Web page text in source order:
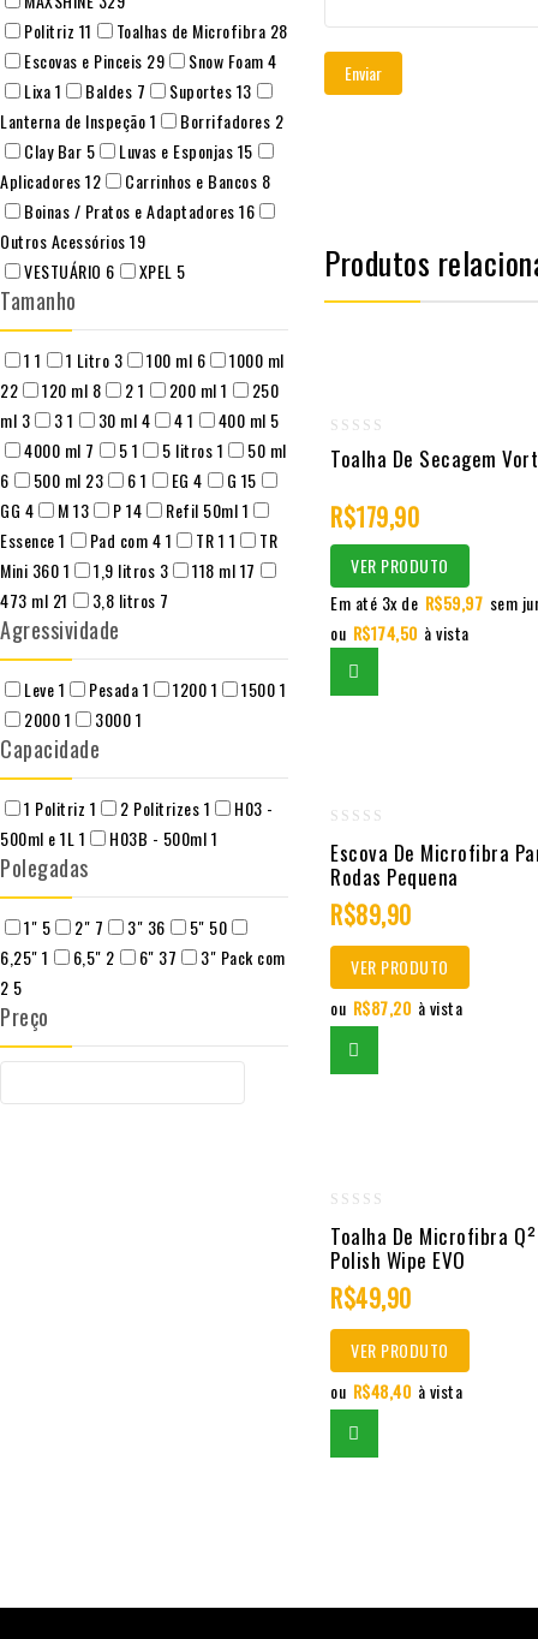
Produtos
0
of
Toalha De Secagem
R$179,90
VER PRODUTO
Em até 3x de R$59,97 sem
ou R$174,50 à vista
out
5
Escova De Microfibra
Rodas Pequena
R$89,90
VER PRODUTO
ou R$87,20 à vista
out
5
Toalha De Microfibra
Polish Wipe EVO
R$49,90
VER PRODUTO
ou R$48,40 à vista
Politriz 11 Toalhas de Microfibra 28
Escovas e Pinceis 29 Snow Foam4
Lixa1 Baldes 7 Suportes13
Lanterna de Inspeção1 Borrifadores 2
Clay Bar 5 Luvas e Esponjas15
Aplicadores12 Carrinhos e Bancos 8
Boinas / Pratos e Adaptadores16
Outros Acessórios19
VESTUÁRIO 6 XPEL 5
Tamanho
1 1 1 Litro 3 100 ml 6
1000 ml
22
120 ml 8 21 200 ml1
250
ml 3 31 30 ml4 41 400 ml 5
4000 ml 7 51 5 litros1
50 ml
6
500 ml 23 61 EG 4 G 15
GG 4 M13 P14 Refil 50ml1
Essence1 Pad com 41 TR 1 1
TR
Mini 3601 1,9 litros 3 118 ml17
473 ml 21 3,8 litros 7
Agressividade
Leve1 Pesada1 12001 15001
20001 30001
Capacidade
1 Politriz 1 2 Politrizes1
H03 -
500ml e 1L 1 H03B - 500ml1
Polegadas
1" 5 2" 7 3" 36 5" 50
6,25"1 6,5" 2 6" 37
3" Pack com
2 5
Preço